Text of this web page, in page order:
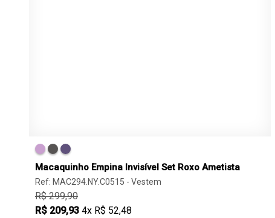
Macaquinho Empina Invisível Set Roxo Ametista
Ref: MAC294.NY.C0515 - Vestem
R$ 299,90
R$ 209,93 4x R$ 52,48